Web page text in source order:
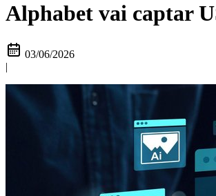
Alphabet vai captar
03/06/2026
|